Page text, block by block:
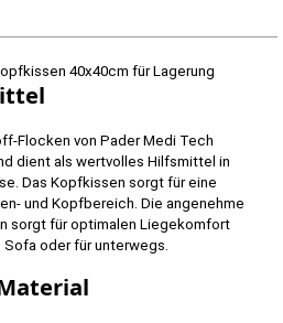
Flocken von Pader Medi Tech
dient als wertvolles Hilfsmittel in
Das Kopfkissen sorgt für eine
und Kopfbereich. Die angenehme
sorgt für optimalen Liegekomfort
oder für unterwegs.